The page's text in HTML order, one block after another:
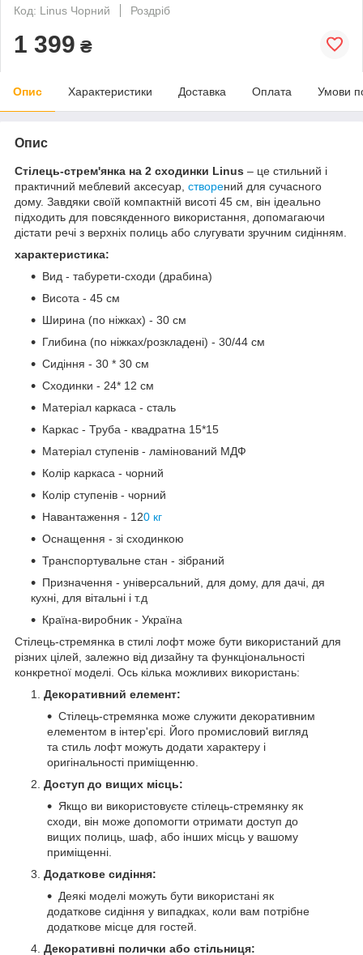
Код: Linus Чорний
Роздріб
1 399 ₴
Опис Характеристики Доставка Оплата Умови
Опис
Стілець-стрем'янка на 2 сходинки Linus – це стильний і
практичний меблевий аксесуар, створений для сучасного
дому. Завдяки своїй компактній висоті 45 см, він ідеально
підходить для повсякденного використання, допомагаючи
дістати речі з верхніх полиць або слугувати зручним сидінням.
характеристика:
Вид - табурети-сходи (драбина)
Висота - 45 см
Ширина (по ніжках) - 30 см
Глибина (по ніжках/розкладені) - 30/44 см
Сидіння - 30 * 30 см
Сходинки - 24* 12 см
Матеріал каркаса - сталь
Каркас - Труба - квадратна 15*15
Матеріал ступенів - ламінований МДФ
Колір каркаса - чорний
Колір ступенів - чорний
Навантаження - 120 кг
Оснащення - зі сходинкою
Транспортувальне стан - зібраний
Призначення - універсальний, для дому, для дачі, дя
кухні, для вітальні і т.д
Країна-виробник - Україна
Стілець-стремянка в стилі лофт може бути використаний для
різних цілей, залежно від дизайну та функціональності
конкретної моделі. Ось кілька можливих використань:
Декоративний елемент:
Стілець-стремянка може служити декоративним
елементом в інтер'єрі. Його промисловий вигляд
та стиль лофт можуть додати характеру і
оригінальності приміщенню.
Доступ до вищих місць:
Якщо ви використовуєте стілець-стремянку як
сходи, він може допомогти отримати доступ до
вищих полиць, шаф, або інших місць у вашому
приміщенні.
Додаткове сидіння:
Деякі моделі можуть бути використані як
додаткове сидіння у випадках, коли вам потрібне
додаткове місце для гостей.
Декоративні полички або стільниця: